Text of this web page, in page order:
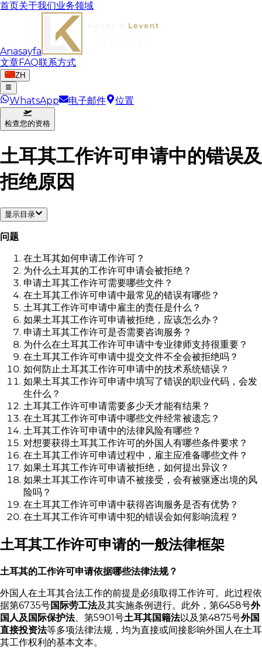
首页关于我们业务领域
Anasayfa
文章FAQ联系方式
ZH
WhatsApp 电子邮件 位置
检查您的资格
土耳其工作许可申请中的错误及
拒绝原因
显示目录
问题
在土耳其如何申请工作许可？
为什么土耳其的工作许可申请会被拒绝？
申请土耳其工作许可需要哪些文件？
在土耳其工作许可申请中最常见的错误有哪些？
土耳其工作许可申请中雇主的责任是什么？
如果土耳其工作许可申请被拒绝，应该怎么办？
申请土耳其工作许可是否需要咨询服务？
为什么在土耳其工作许可申请中专业律师支持很重要？
在土耳其工作许可申请中提交文件不全会被拒绝吗？
如何防止土耳其工作许可申请中的技术系统错误？
如果土耳其工作许可申请中填写了错误的职业代码，会发
生什么？
土耳其工作许可申请需要多少天才能有结果？
在土耳其工作许可申请中哪些文件经常被遗忘？
土耳其工作许可申请中的法律风险有哪些？
对想要获得土耳其工作许可的外国人有哪些条件要求？
在土耳其工作许可申请过程中，雇主应准备哪些文件？
如果土耳其工作许可申请被拒绝，如何提出异议？
如果土耳其工作许可申请不被接受，会有被驱逐出境的风
险吗？
在土耳其工作许可申请中获得咨询服务是否有优势？
在土耳其工作许可申请中犯的错误会如何影响流程？
土耳其工作许可申请的一般法律框架
土耳其的工作许可申请依据哪些法律法规？
外国人在土耳其合法工作的前提是必须取得工作许可。此过程依
据第6735号国际劳工法及其实施条例进行。此外，第6458号外
国人及国际保护法、第5901号土耳其国籍法以及第4875号外国
直接投资法等多项法律法规，均为直接或间接影响外国人在土耳
其工作权利的基本文本。